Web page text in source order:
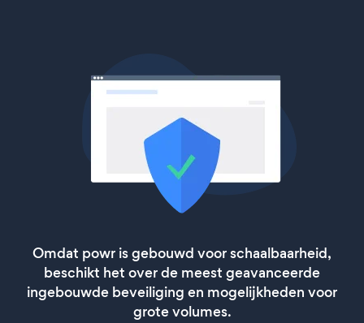
Omdat powr is gebouwd voor schaalbaarheid,
beschikt het over de meest geavanceerde
ingebouwde beveiliging en mogelijkheden voor
grote volumes.